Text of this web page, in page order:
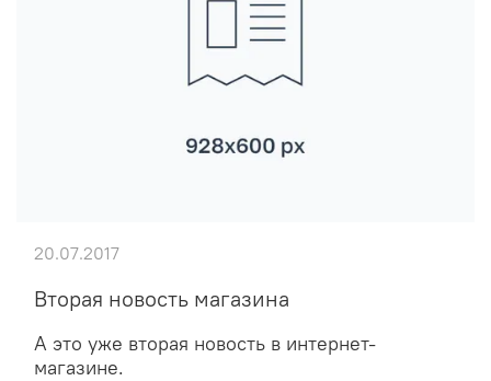
Вторая новость магазина
А это уже вторая новость в интернет-
магазине.
20.07.2017